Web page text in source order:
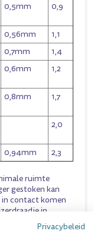
0,5mm 0,9
0,56mm
1,1
0,7mm
1,4
0,6mm 1,2
0,8mm 1,7
2,0
0,94mm 2,3
ruimte
gestoken kan
contact komen
in
ijzerdraadje snel
interdentalePrivacybeleid